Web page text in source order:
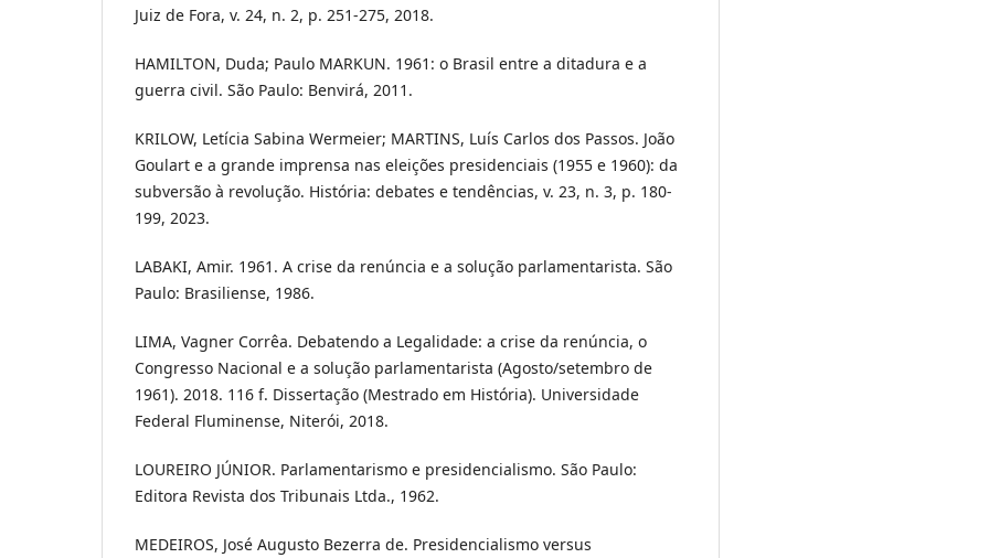
Juiz de Fora, v. 24, n. 2, p. 251-275, 2018.
HAMILTON, Duda; Paulo MARKUN. 1961: o Brasil entre a ditadura e a
guerra civil. São Paulo: Benvirá, 2011.
KRILOW, Letícia Sabina Wermeier; MARTINS, Luís Carlos dos Passos. João
Goulart e a grande imprensa nas eleições presidenciais (1955 e 1960): da
subversão à revolução. História: debates e tendências, v. 23, n. 3, p. 180-
199, 2023.
LABAKI, Amir. 1961. A crise da renúncia e a solução parlamentarista. São
Paulo: Brasiliense, 1986.
LIMA, Vagner Corrêa. Debatendo a Legalidade: a crise da renúncia, o
Congresso Nacional e a solução parlamentarista (Agosto/setembro de
1961). 2018. 116 f. Dissertação (Mestrado em História). Universidade
Federal Fluminense, Niterói, 2018.
LOUREIRO JÚNIOR. Parlamentarismo e presidencialismo. São Paulo:
Editora Revista dos Tribunais Ltda., 1962.
MEDEIROS, José Augusto Bezerra de. Presidencialismo versus